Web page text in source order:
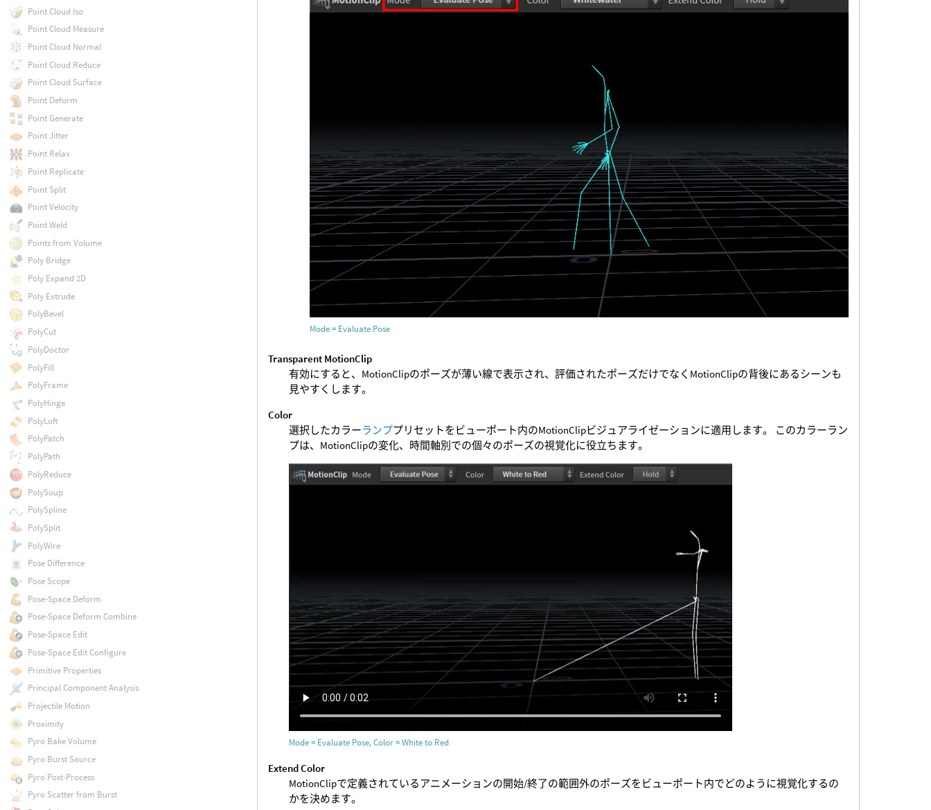
Mode = Evaluate Pose
Transparent MotionClip
有効にすると、MotionClipのポーズが薄い線で表示され、評価されたポーズだけでなくMotionClipの背後にあるシーンも
見やすくします。
Color
選択したカラーランププリセットをビューポート内のMotionClipビジュアライゼーションに適用します。 このカラーラン
プは、MotionClipの変化、時間軸別での個々のポーズの視覚化に役立ちます。
Mode = Evaluate Pose, Color = White to Red
Extend Color
MotionClipで定義されているアニメーションの開始/終了の範囲外のポーズをビューポート内でどのように視覚化するの
かを決めます。
Point Cloud Iso
Point Cloud Measure
Point Cloud Normal
Point Cloud Reduce
Point Cloud Surface
Point Deform
Point Generate
Point Jitter
Point Relax
Point Replicate
Point Split
Point Velocity
Point Weld
Points from Volume
Poly Bridge
Poly Expand 2D
Poly Extrude
PolyBevel
PolyCut
PolyDoctor
PolyFill
PolyFrame
PolyHinge
PolyLoft
PolyPatch
PolyPath
PolyReduce
PolySoup
PolySpline
PolySplit
PolyWire
Pose Difference
Pose Scope
Pose-Space Deform
Pose-Space Deform Combine
Pose-Space Edit
Pose-Space Edit Configure
Primitive Properties
Principal Component Analysis
Projectile Motion
Proximity
Pyro Bake Volume
Pyro Burst Source
Pyro Post-Process
Pyro Scatter from Burst